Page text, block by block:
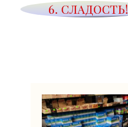
6. СЛАДОСТЬ!